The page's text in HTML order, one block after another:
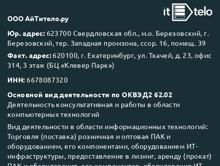
Next Business Day (NBD)
ООО АйТитело.ру
Юр. адрес: 623700 Свердловская обл., м.о. Березовский, г.
Березовский, тер. Западная промзона, ссор. 16, помещ. 39
Факт. адрес: 620100, г. Екатеринбург, ул. Ткачей, д. 23, офис
314, 3 этаж (БЦ «Клевер Парк»)
ИНН: 6678087320
Основной вид деятельности по ОКВЭД2 62.02
Деятельность консультативная и работы в области
компьютерных технологий
Вид деятельности в области информационных технологий:
Торговля (поставка) розничная и оптовая ПАК и
оборудованием, его компонентами, оборудованием ИТ-
инфраструктуры, предоставление в лизинг, аренду (прокат)